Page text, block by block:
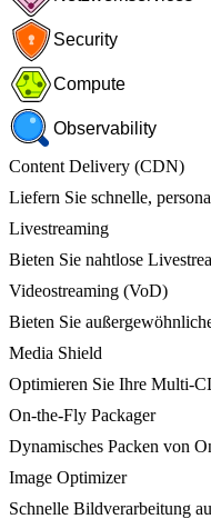
Security
Compute
Observability
Content Delivery (CDN)
Liefern Sie schnelle,
Livestreaming
Bieten Sie nahtlose
Videostreaming (VoD)
Bieten Sie
Media Shield
Optimieren Sie Ihre Multi-
On-the-Fly Packager
Dynamisches Packen von
Image Optimizer
Schnelle Bildverarbeitung